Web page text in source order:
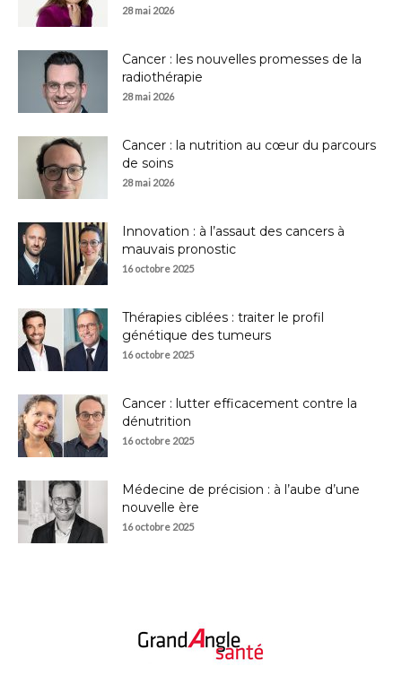
28 mai 2026
Cancer : les nouvelles promesses de la
radiothérapie
28 mai 2026
Cancer : la nutrition au cœur du parcours
de soins
28 mai 2026
Innovation : à l’assaut des cancers à
mauvais pronostic
16 octobre 2025
Thérapies ciblées : traiter le profil
génétique des tumeurs
16 octobre 2025
Cancer : lutter efficacement contre la
dénutrition
16 octobre 2025
Médecine de précision : à l’aube d’une
nouvelle ère
16 octobre 2025